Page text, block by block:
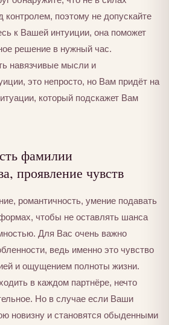
контролем, поэтому не допускайте
к Вашей интуиции, она поможет
решение в нужный час.
навязчивые мысли и
это непросто, но Вам придёт на
который подскажет Вам
фамилии
проявление чувств
романтичность, умение подавать
чтобы не оставлять шанса
Для Вас очень важно
ведь именно это чувство
и ощущением полноты жизни.
в каждом партнёре, нечто
Но в случае если Ваши
новизну и становятся обыденными